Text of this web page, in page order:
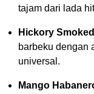
tajam dari lada
Hickory
barbeku dengan
universal.
Mango